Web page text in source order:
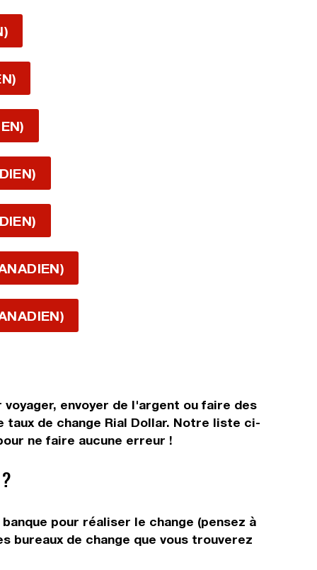
envoyer de l'argent ou faire des
de change Rial Dollar. Notre liste ci-
ne faire aucune erreur !
pour réaliser le change (pensez à
bureaux de change que vous trouverez